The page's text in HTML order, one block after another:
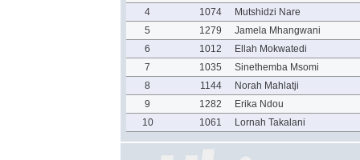
4
1074
Mutshidzi Nare
5
1279
Jamela Mhangwani
6
1012
Ellah Mokwatedi
7
1035
Sinethemba Msomi
8
1144
Norah Mahlatji
9
1282
Erika Ndou
10
1061 Lornah Takalani